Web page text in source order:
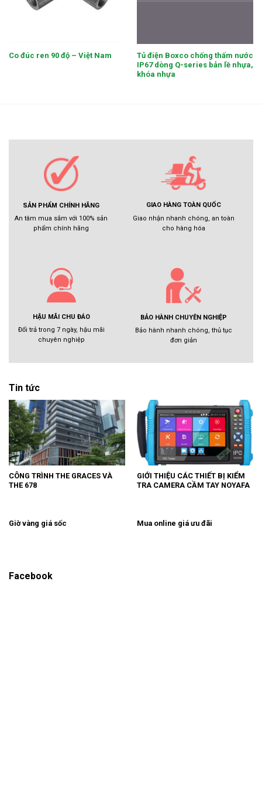
Co đúc ren 90 độ – Việt Nam
Tủ điện Boxco chống thấm nước
IP67 dòng Q-series bản lề nhựa,
khóa nhựa
SẢN PHẨM CHÍNH HÃNG
An tâm mua sắm với 100% sản
phẩm chính hãng
GIAO HÀNG TOÀN QUỐC
Giao nhận nhanh chóng, an toàn
cho hàng hóa
HẬU MÃI CHU ĐÁO
Đổi trả trong 7 ngày, hậu mãi
chuyên nghiệp
BẢO HÀNH CHUYÊN NGHIỆP
Bảo hành nhanh chóng, thủ tục
đơn giản
Tin tức
CÔNG TRÌNH THE GRACES VÀ
THE 678
GIỚI THIỆU CÁC THIẾT BỊ KIỂM
TRA CAMERA CẦM TAY NOYAFA
Giờ vàng giá sốc Mua online giá ưu đãi
Facebook